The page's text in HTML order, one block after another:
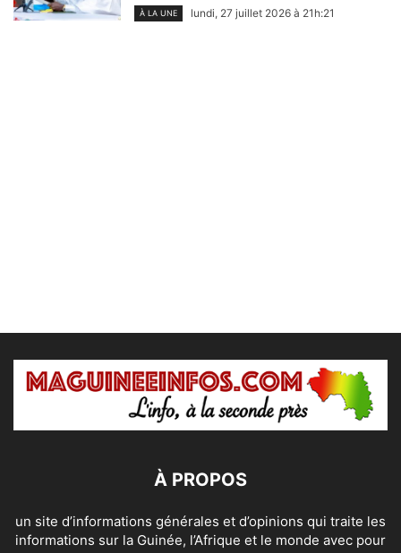
À LA UNE lundi, 27 juillet 2026 à 21h:21
À PROPOS
un site d’informations générales et d’opinions qui traite les
informations sur la Guinée, l’Afrique et le monde avec pour